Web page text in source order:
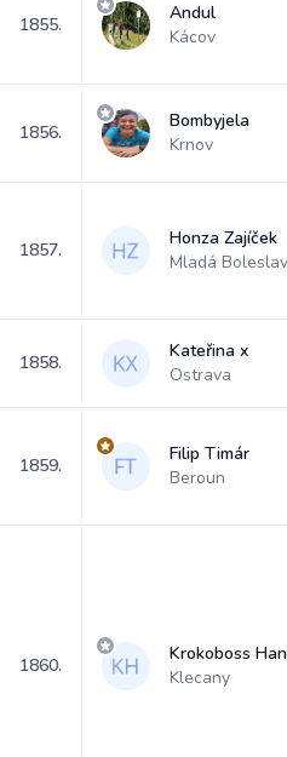
1855.
Andul
Kácov
1856.
Bombyjela
Krnov
1857.
Honza Zajíček
Mladá Boleslav
1858.
Kateřina x
Ostrava
1859.
Filip Timár
Beroun
1860.
Krokoboss
Klecany